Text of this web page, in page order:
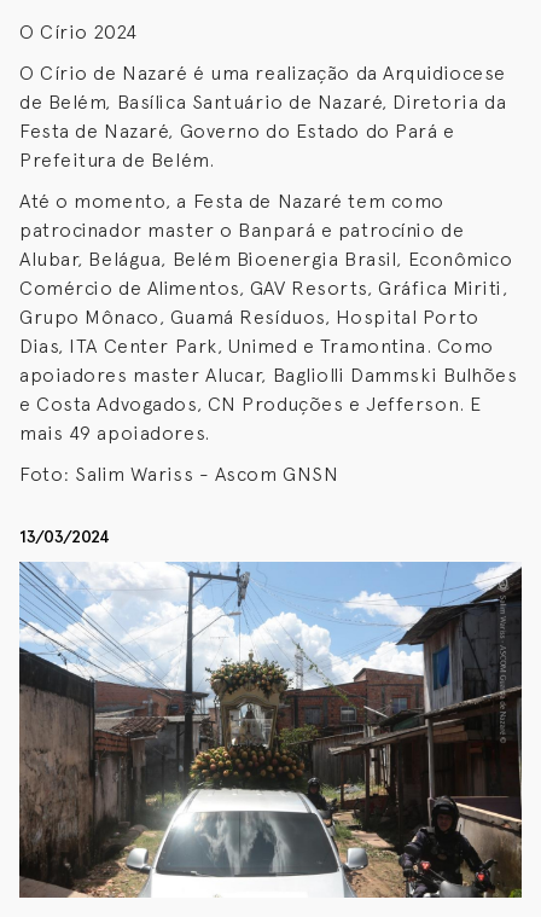
O Círio 2024
O Círio de Nazaré é uma realização da Arquidiocese
de Belém, Basílica Santuário de Nazaré, Diretoria da
Festa de Nazaré, Governo do Estado do Pará e
Prefeitura de Belém.
Até o momento, a Festa de Nazaré tem como
patrocinador master o Banpará e patrocínio de
Alubar, Belágua, Belém Bioenergia Brasil, Econômico
Comércio de Alimentos, GAV Resorts, Gráfica Miriti,
Grupo Mônaco, Guamá Resíduos, Hospital Porto
Dias, ITA Center Park, Unimed e Tramontina. Como
apoiadores master Alucar, Bagliolli Dammski Bulhões
e Costa Advogados, CN Produções e Jefferson. E
mais 49 apoiadores.
Foto: Salim Wariss - Ascom GNSN
13/03/2024